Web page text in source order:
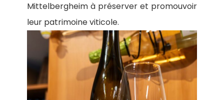
Mittelbergheim à préserver et promouvoir
leur patrimoine viticole.